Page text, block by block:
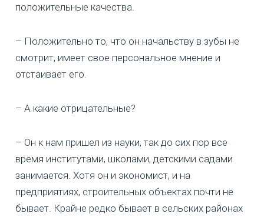
положительные качества.
– Положительно то, что он начальству в зубы не
смотрит, имеет свое персональное мнение и
отстаивает его.
– А какие отрицательные?
– Он к нам пришел из науки, так до сих пор все
время институтами, школами, детскими садами
занимается. Хотя он и экономист, и на
предприятиях, строительных объектах почти не
бывает. Крайне редко бывает в сельских районах